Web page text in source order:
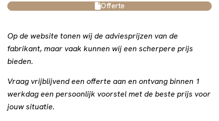
Offerte
Op de website tonen wij de adviesprijzen van de
fabrikant, maar vaak kunnen wij een scherpere prijs
bieden.
Vraag vrijblijvend een offerte aan en ontvang binnen 1
werkdag een persoonlijk voorstel met de beste prijs voor
jouw situatie.